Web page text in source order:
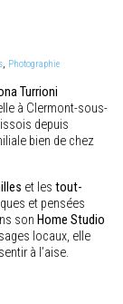
, Photographie
Turrioni
à Clermont-sous-
depuis
bien de chez
et les tout-
et pensées
son Home Studio
locaux, elle
à l’aise.